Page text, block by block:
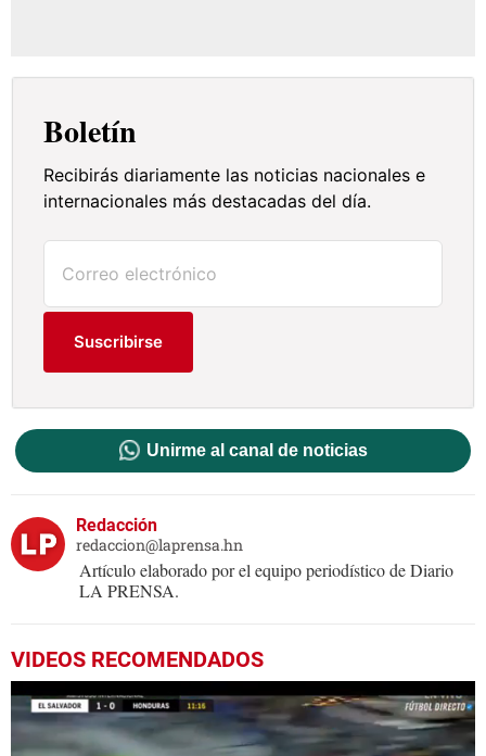
Boletín
Recibirás diariamente las noticias nacionales e
internacionales más destacadas del día.
Suscribirse
Unirme al canal de noticias
Redacción
redaccion@laprensa.hn
Artículo elaborado por el equipo periodístico de Diario
LA PRENSA.
VIDEOS RECOMENDADOS